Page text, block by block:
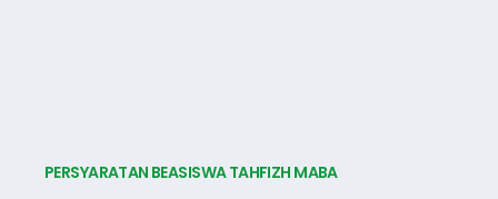
PERSYARATAN BEASISWA TAHFIZH MABA